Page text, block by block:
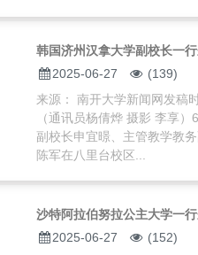
韩国济州汉拿大学副校长一
2025-06-27
(139)
来源： 南开大学新闻网发稿
（通讯员杨倩烨 摄影 李享
副校长申宜暻、主管教学教
陈军在八里台校区...
沙特阿拉伯努拉公主大学一
2025-06-27
(152)